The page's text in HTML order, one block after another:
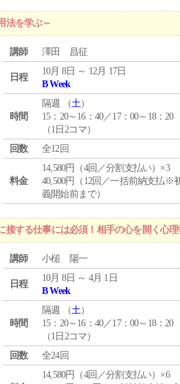
を学ぶ～
講師 澤田 昌征
日程
10月 8日 ～ 12月 17日
B Week
時間
隔週 （土）
15：20～16：40／17：00～18：20
（1日2コマ）
回数
全12回
料金
14,580円（4回／分割支払い）×3
40,500円（12回／一括前納支払※
義開始前まで）
する仕事には必須！相手の心を開く心理
講師 小槌 陽一
日程
10月 8日 ～ 4月 1日
B Week
時間
隔週 （土）
15：20～16：40／17：00～18：20
（1日2コマ）
回数
全24回
14,580円（4回／分割支払い）×6